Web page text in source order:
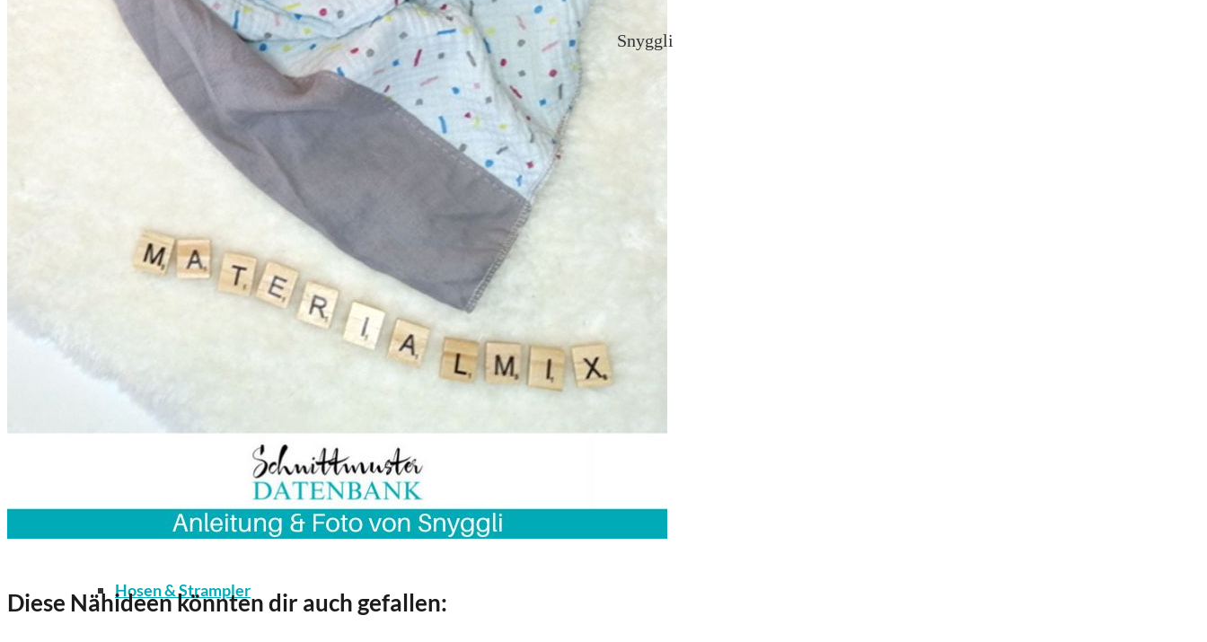
Bodys / Unterwäsche / Weiteres
Hosen & Strampler
Snyggli
Diese Nähideen könnten dir auch gefallen: